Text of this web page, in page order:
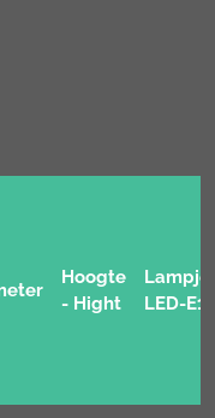
Hoogte
- Hight
LED-E14